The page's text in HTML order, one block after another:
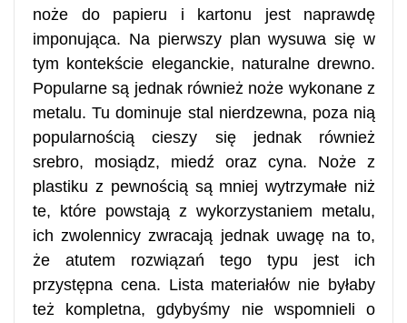
noże do papieru i kartonu jest naprawdę
imponująca. Na pierwszy plan wysuwa się w
tym kontekście eleganckie, naturalne drewno.
Popularne są jednak również noże wykonane z
metalu. Tu dominuje stal nierdzewna, poza nią
popularnością cieszy się jednak również
srebro, mosiądz, miedź oraz cyna. Noże z
plastiku z pewnością są mniej wytrzymałe niż
te, które powstają z wykorzystaniem metalu,
ich zwolennicy zwracają jednak uwagę na to,
że atutem rozwiązań tego typu jest ich
przystępna cena. Lista materiałów nie byłaby
też kompletna, gdybyśmy nie wspomnieli o